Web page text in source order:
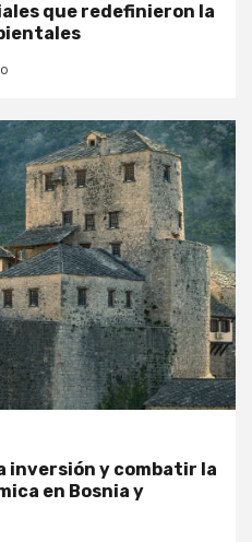
que redefinieron la
inversión y combatir la
en Bosnia y